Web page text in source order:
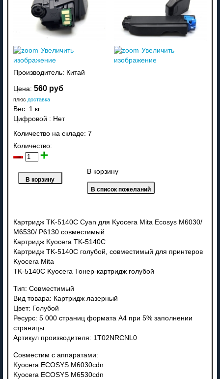
Увеличить
изображение
Увеличить
изображение
Производитель: Китай
Цена: 560 руб
плюс доставка
Вес: 1 кг.
Цифровой : Нет
Количество на складе: 7
Количество:
В корзину
Картридж TK-5140C Cyan для Kyocera Mita Ecosys M6030/
M6530/ P6130 совместимый
Картридж Kyocera TK-5140C
Картридж TK-5140C голубой, совместимый для принтеров
Kyocera Mita
TK-5140C Kyocera Тонер-картридж голубой
Тип: Совместимый
Вид товара: Картридж лазерный
Цвет: Голубой
Ресурс: 5 000 страниц формата А4 при 5% заполнении
страницы.
Артикул производителя: 1T02NRCNL0
Совместим с аппаратами:
Kyocera ECOSYS M6030cdn
Kyocera ECOSYS M6530cdn